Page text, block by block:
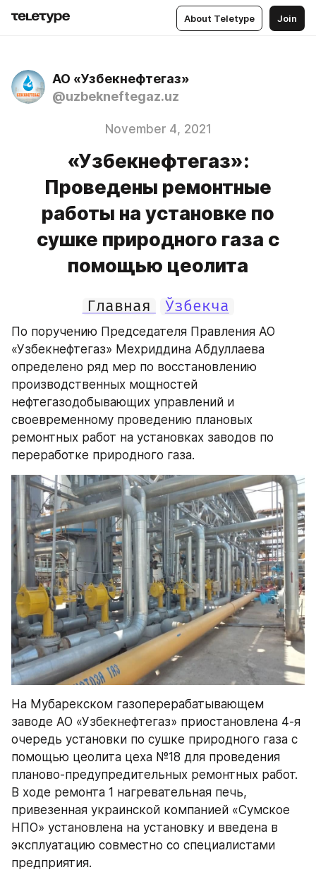
About Teletype Join
АО «Узбекнефтегаз»
@uzbekneftegaz.uz
November 4, 2021
«Узбекнефтегаз»:
Проведены ремонтные
работы на установке по
сушке природного газа с
помощью цеолита
Главная Ўзбекча
По поручению Председателя Правления АО
«Узбекнефтегаз» Мехриддина Абдуллаева
определено ряд мер по восстановлению
производственных мощностей
нефтегазодобывающих управлений и
своевременному проведению плановых
ремонтных работ на установках заводов по
переработке природного газа.
На Мубарекском газоперерабатывающем
заводе АО «Узбекнефтегаз» приостановлена 4-я
очередь установки по сушке природного газа с
помощью цеолита цеха №18 для проведения
планово-предупредительных ремонтных работ.
В ходе ремонта 1 нагревательная печь,
привезенная украинской компанией «Сумское
НПО» установлена на установку и введена в
эксплуатацию совместно со специалистами
предприятия.